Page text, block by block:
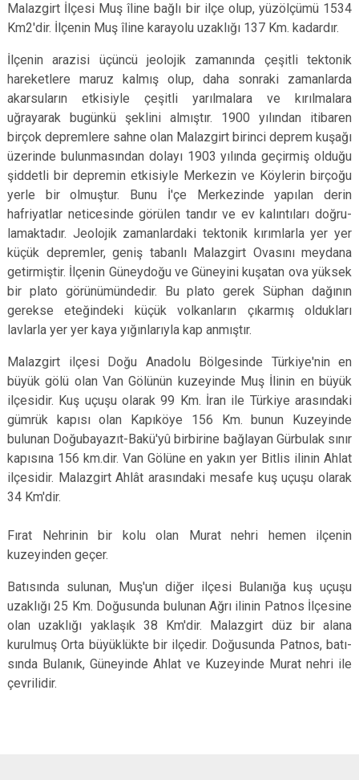
Malazgirt İlçesi Muş îline bağlı bir ilçe olup, yüzölçümü 1534
Km2'dir. İlçenin Muş îline karayolu uzaklığı 137 Km. kadardır.
İlçenin arazisi üçüncü jeolojik zamanında çeşitli tektonik
hareketlere maruz kalmış olup, daha sonraki zamanlarda
akarsuların etkisiyle çeşitli yarılmalara ve kırılmalara
uğrayarak bugünkü şeklini almıştır. 1900 yılından itibaren
birçok depremlere sahne olan Malazgirt birinci deprem kuşağı
üzerinde bulunmasından dolayı 1903 yılın­da geçirmiş olduğu
şiddetli bir depremin etkisiyle Merkezin ve Köylerin birçoğu
yerle bir olmuştur. Bunu İ'çe Merkezinde yapılan derin
hafriyatlar neticesinde görülen tandır ve ev kalıntıları doğru­
lamaktadır. Jeolojik zamanlardaki tektonik kırımlarla yer yer
küçük depremler, geniş tabanlı Malazgirt Ovasını meydana
getirmiştir. İlçenin Güneydoğu ve Güneyini kuşatan ova yüksek
bir plato görünümündedir. Bu plato gerek Süphan dağının
gerekse eteğindeki küçük volkanların çıkarmış oldukları
lavlarla yer yer kaya yığınlarıyla kap anmıştır.
Malazgirt ilçesi Doğu Anadolu Bölgesinde Türkiye'nin en
büyük gölü olan Van Gölünün kuzeyinde Muş İlinin en büyük
ilçesidir. Kuş uçuşu olarak 99 Km. İran ile Türkiye arasındaki
gümrük kapısı olan Kapıköye 156 Km. bunun Kuzeyinde
bulunan Doğubayazıt-Bakü'yû birbirine bağlayan Gürbulak sınır
kapısına 156 km.dir. Van Gölüne en yakın yer Bitlis ilinin Ahlat
ilçesidir. Malazgirt Ahlât arasındaki mesafe kuş uçuşu olarak
34 Km'dir.
Fırat Nehrinin bir kolu olan Murat nehri hemen ilçenin
kuzeyinden geçer.
Batısında sulunan, Muş'un diğer ilçesi Bulanı­ğa kuş uçuşu
uzaklığı 25 Km. Doğusunda bulunan Ağrı ilinin Patnos İlçesine
olan uzaklığı yaklaşık 38 Km'dir. Malazgirt düz bir alana
kurulmuş Orta büyüklükte bir ilçedir. Doğusunda Patnos, batı­
sında Bulanık, Güneyinde Ahlat ve Kuzeyinde Murat nehri ile
çevrilidir.